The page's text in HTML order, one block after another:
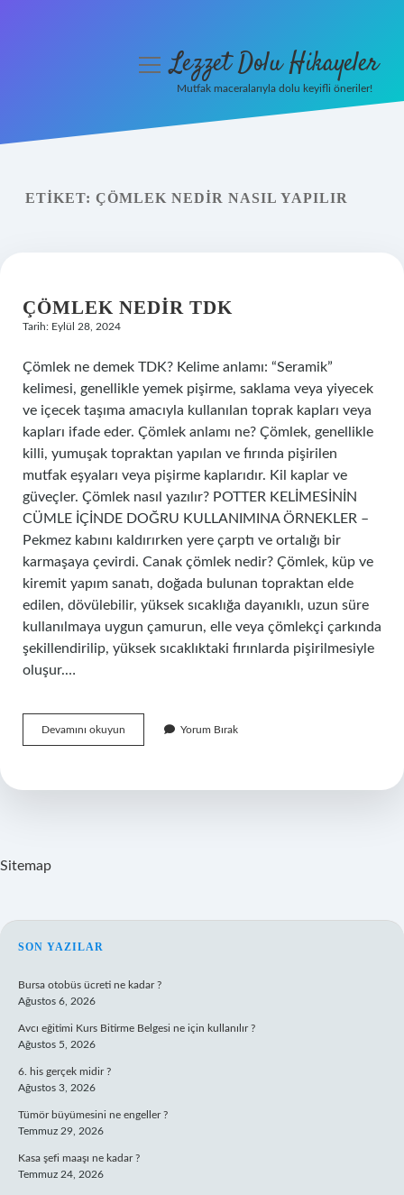
Yasal Uyarı
menüyüLezzet Dolu Hikayeler
Mutfak maceralarıyla dolu keyifli öneriler!
ETIKET: ÇÖMLEK NEDIR NASIL YAPILIR
ÇÖMLEK NEDIR TDK
Tarih: Eylül 28, 2024
Çömlek ne demek TDK? Kelime anlamı: “Seramik”
kelimesi, genellikle yemek pişirme, saklama veya yiyecek
ve içecek taşıma amacıyla kullanılan toprak kapları veya
kapları ifade eder. Çömlek anlamı ne? Çömlek, genellikle
killi, yumuşak topraktan yapılan ve fırında pişirilen
mutfak eşyaları veya pişirme kaplarıdır. Kil kaplar ve
güveçler. Çömlek nasıl yazılır? POTTER KELİMESİNİN
CÜMLE İÇİNDE DOĞRU KULLANIMINA ÖRNEKLER –
Pekmez kabını kaldırırken yere çarptı ve ortalığı bir
karmaşaya çevirdi. Canak çömlek nedir? Çömlek, küp ve
kiremit yapım sanatı, doğada bulunan topraktan elde
edilen, dövülebilir, yüksek sıcaklığa dayanıklı, uzun süre
kullanılmaya uygun çamurun, elle veya çömlekçi çarkında
şekillendirilip, yüksek sıcaklıktaki fırınlarda pişirilmesiyle
oluşur.…
Devamını okuyun
Nedir
Yorum Bırak
Sitemap
SIDEBAR
SON YAZILAR
Bursa otobüs ücreti ne kadar ?
Ağustos 6, 2026
Avcı eğitimi Kurs Bitirme Belgesi ne için kullanılır ?
Ağustos 5, 2026
6. his gerçek midir ?
Ağustos 3, 2026
Tümör büyümesini ne engeller ?
Temmuz 29, 2026
Kasa şefi maaşı ne kadar ?
Temmuz 24, 2026